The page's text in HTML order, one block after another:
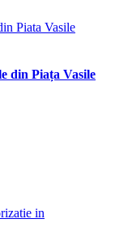
din Piața Vasile